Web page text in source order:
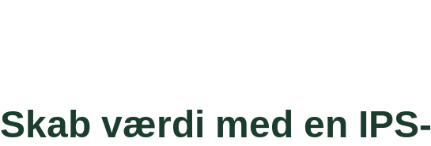
Skab værdi med en IPS-